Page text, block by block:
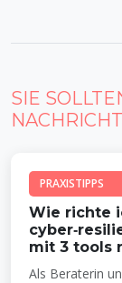
SIE
PRAXISTIPPS
Wie richte
mit 3 tools
Als Beraterin